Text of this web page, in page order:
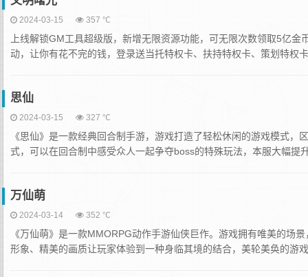
2024-03-15 357 ℃
上线解锁GM工具超级版，新增无限资源功能，可无限次数领取5亿
动，让你有花不完的钱，登录送当托特权卡、扶持特权卡、策划特权
思仙
2024-03-15 327 ℃
《思仙》是一款经典回合制手游，游戏打造了轻松休闲的游戏模式
式，可以在回合制中感受众人一起争夺boss的特殊玩法，本服大幅
万仙萌
2024-03-14 352 ℃
《万仙萌》是一款MMORPG动作手游仙侠巨作。游戏拥有唯美的场
形象、精美的画质让玩家体验到一种身临其境的结合，美轮美奂的游